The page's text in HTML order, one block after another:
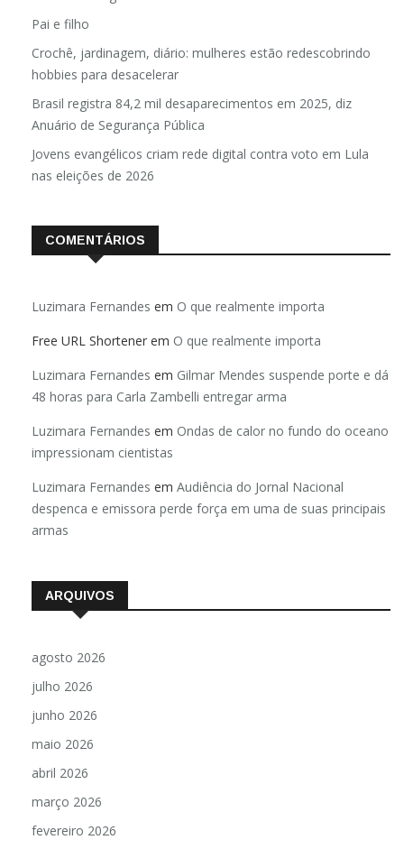
Pai e filho
Crochê, jardinagem, diário: mulheres estão redescobrindo
hobbies para desacelerar
Brasil registra 84,2 mil desaparecimentos em 2025, diz
Anuário de Segurança Pública
Jovens evangélicos criam rede digital contra voto em Lula
nas eleições de 2026
COMENTÁRIOS
Luzimara Fernandes em O que realmente importa
Free URL Shortener em O que realmente importa
Luzimara Fernandes em Gilmar Mendes suspende porte e dá
48 horas para Carla Zambelli entregar arma
Luzimara Fernandes em Ondas de calor no fundo do oceano
impressionam cientistas
Luzimara Fernandes em Audiência do Jornal Nacional
despenca e emissora perde força em uma de suas principais
armas
ARQUIVOS
agosto 2026
julho 2026
junho 2026
maio 2026
abril 2026
março 2026
fevereiro 2026